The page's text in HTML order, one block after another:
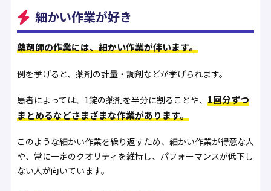
細かい作業が好き
薬剤師の作業には、細かい作業が伴います。
例を挙げると、薬剤の計量・調剤などが挙げられます。
患者によっては、1錠の薬剤を半分に割ることや、 1回分ずつ
まとめるなどさまざまな作業があります。
このような細かい作業を繰り返すため、細かい作業が得意な人
や、常に一定のクオリティを維持し、パフォーマンスが低下し
ない人が向いています。